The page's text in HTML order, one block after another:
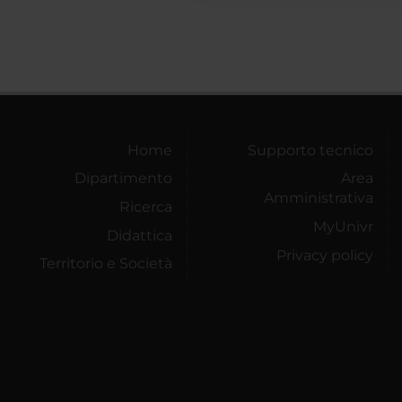
Home
Dipartimento
Ricerca
Didattica
Territorio e Società
Supporto tecnico
Area
Amministrativa
MyUnivr
Privacy policy